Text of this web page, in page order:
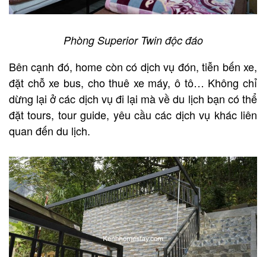
Phòng Superior Twin độc đáo
Bên cạnh đó, home còn có dịch vụ đón, tiễn bến xe,
đặt chỗ xe bus, cho thuê xe máy, ô tô… Không chỉ
dừng lại ở các dịch vụ đi lại mà về du lịch bạn có thể
đặt tours, tour guide, yêu cầu các dịch vụ khác liên
quan đến du lịch.